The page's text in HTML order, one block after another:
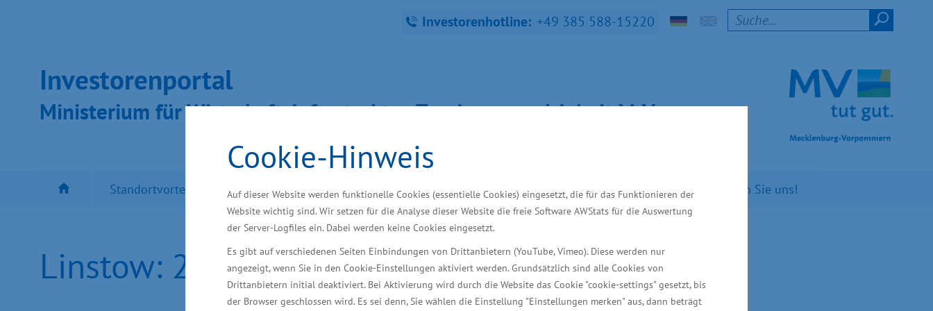
Cookie-Hinweis
Auf dieser Website werden funktionelle Cookies (essentielle Cookies) eingesetzt, die für das Funktionieren der
Website wichtig sind. Wir setzen für die Analyse dieser Website die freie Software AWStats für die Auswertung
der Server-Logfiles ein. Dabei werden keine Cookies eingesetzt.
Es gibt auf verschiedenen Seiten Einbindungen von Drittanbietern (YouTube, Vimeo). Diese werden nur
angezeigt, wenn Sie in den Cookie-Einstellungen aktiviert werden. Grundsätzlich sind alle Cookies von
Drittanbietern initial deaktiviert. Bei Aktivierung wird durch die Website das Cookie "cookie-settings" gesetzt, bis
der Browser geschlossen wird. Es sei denn, Sie wählen die Einstellung "Einstellungen merken" aus, dann beträgt
Investorenhotline: +49 385 588-15220
Inves­toren­por­tal
Ministeri­um für Wirt­schaft, Infra­struk­tur, Tou­ris­mus und Ar­beit M-V
Standortvorteil MV Besten Standort finden Starke Branchen Wir unterstützen Sie Kontaktieren Sie uns!
Linstow: 27. Marineworkshop